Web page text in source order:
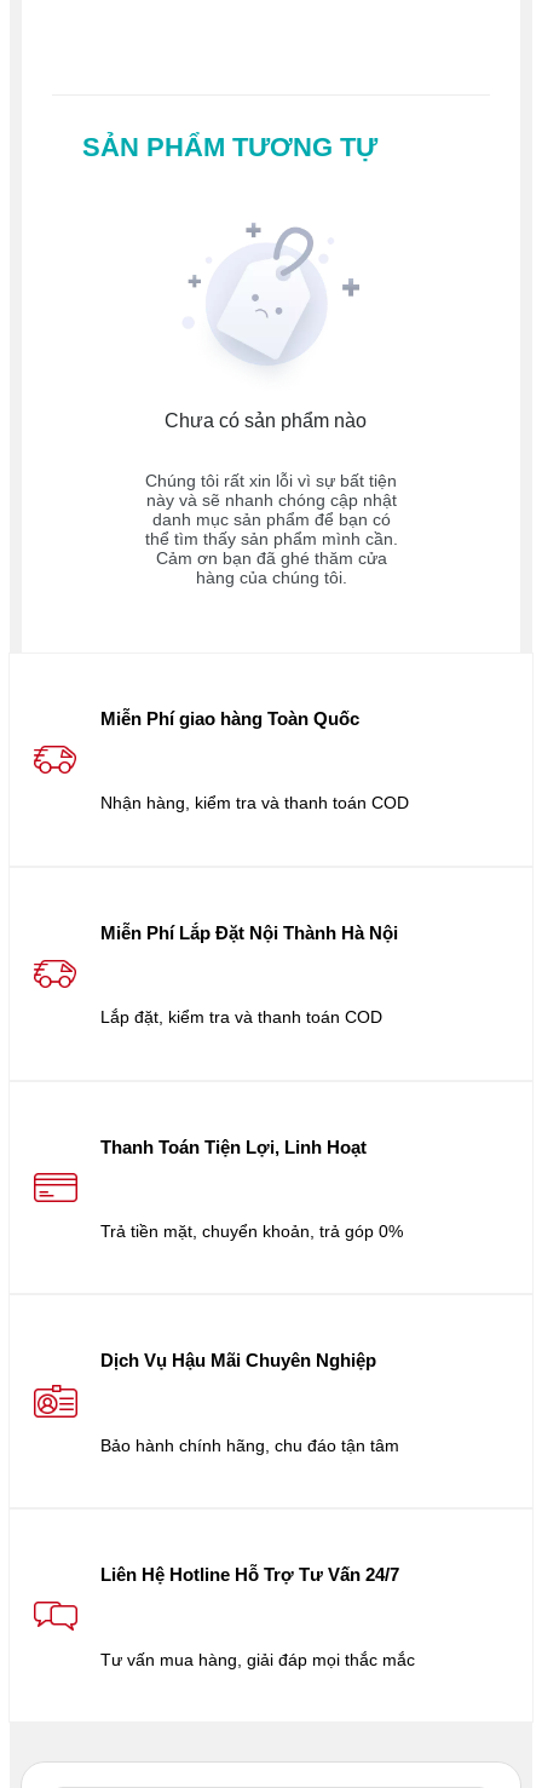
SẢN PHẨM TƯƠNG TỰ
Chưa có sản phẩm nào
Chúng tôi rất xin lỗi vì sự bất tiện
này và sẽ nhanh chóng cập nhật
danh mục sản phẩm để bạn có
thể tìm thấy sản phẩm mình cần.
Cảm ơn bạn đã ghé thăm cửa
hàng của chúng tôi.
Miễn Phí giao hàng Toàn Quốc
Nhận hàng, kiểm tra và thanh toán COD
Miễn Phí Lắp Đặt Nội Thành Hà Nội
Lắp đặt, kiểm tra và thanh toán COD
Thanh Toán Tiện Lợi, Linh Hoạt
Trả tiền mặt, chuyển khoản, trả góp 0%
Dịch Vụ Hậu Mãi Chuyên Nghiệp
Bảo hành chính hãng, chu đáo tận tâm
Liên Hệ Hotline Hỗ Trợ Tư Vấn 24/7
Tư vấn mua hàng, giải đáp mọi thắc mắc